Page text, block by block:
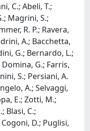
C.; Abeli, T.;
Magrini, S.;
R. P.; Ravera,
A.; Bacchetta,
G.; Bernardo, L.;
G.; Farris,
S.; Persiani, A.
A.; Selvaggi,
E.; Zotti, M.;
Blasi, C.;
D.; Puglisi,